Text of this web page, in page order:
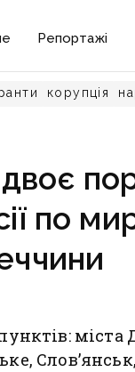
Репортажі
корупція
двоє
по
міста